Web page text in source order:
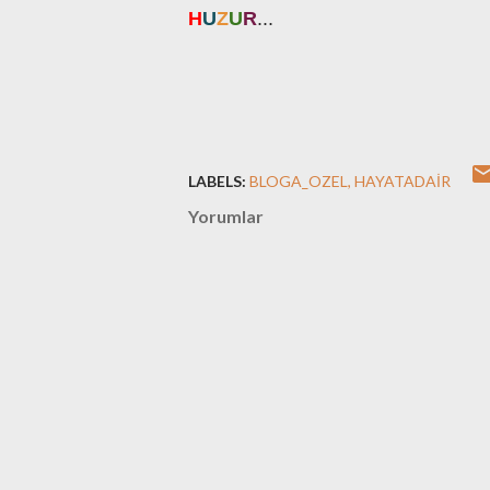
HUZUR...
LABELS: BLOGA_OZEL HAYATADAIR
Yorumlar